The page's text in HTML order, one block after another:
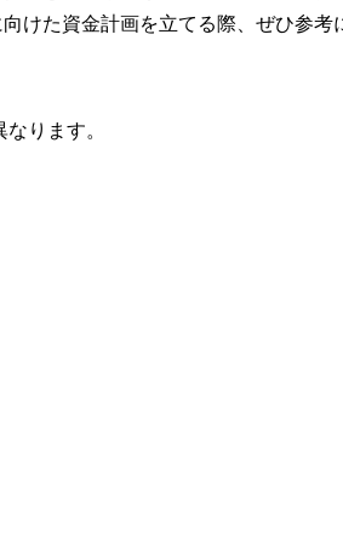
けた資金計画を立てる際、ぜひ参考
ります。